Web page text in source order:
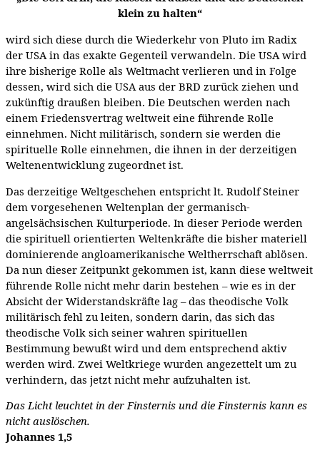
klein zu halten“
wird sich diese durch die Wiederkehr von Pluto im Radix
der USA in das exakte Gegenteil verwandeln. Die USA wird
ihre bisherige Rolle als Weltmacht verlieren und in Folge
dessen, wird sich die USA aus der BRD zurück ziehen und
zukünftig draußen bleiben. Die Deutschen werden nach
einem Friedensvertrag weltweit eine führende Rolle
einnehmen. Nicht militärisch, sondern sie werden die
spirituelle Rolle einnehmen, die ihnen in der derzeitigen
Weltenentwicklung zugeordnet ist.
Das derzeitige Weltgeschehen entspricht lt. Rudolf Steiner
dem vorgesehenen Weltenplan der germanisch-
angelsächsischen Kulturperiode. In dieser Periode werden
die spirituell orientierten Weltenkräfte die bisher materiell
dominierende angloamerikanische Weltherrschaft ablösen.
Da nun dieser Zeitpunkt gekommen ist, kann diese weltweit
führende Rolle nicht mehr darin bestehen – wie es in der
Absicht der Widerstandskräfte lag – das theodische Volk
militärisch fehl zu leiten, sondern darin, das sich das
theodische Volk sich seiner wahren spirituellen
Bestimmung bewußt wird und dem entsprechend aktiv
werden wird. Zwei Weltkriege wurden angezettelt um zu
verhindern, das jetzt nicht mehr aufzuhalten ist.
Das Licht leuchtet in der Finsternis und die Finsternis kann es
nicht auslöschen.
Johannes 1,5